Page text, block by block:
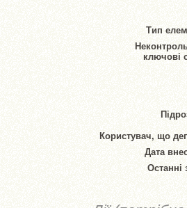
Тип
ключові
Користувач, що
Дата
Останні